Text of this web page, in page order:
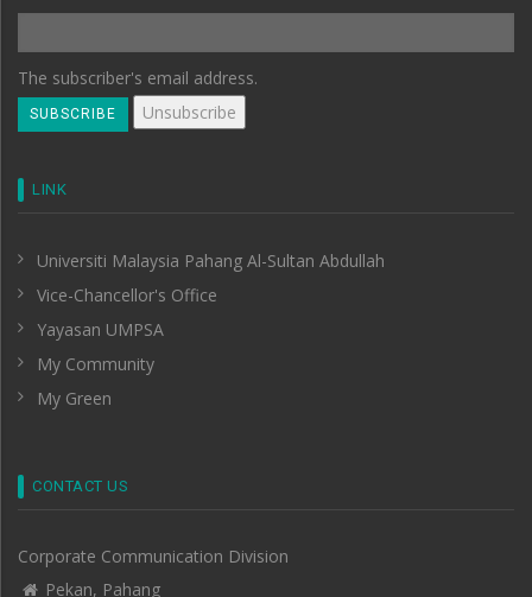
The subscriber's email address.
LINK
Universiti Malaysia Pahang Al-Sultan Abdullah
Vice-Chancellor's Office
Yayasan UMPSA
My Community
My Green
CONTACT US
Corporate Communication Division
Pekan, Pahang